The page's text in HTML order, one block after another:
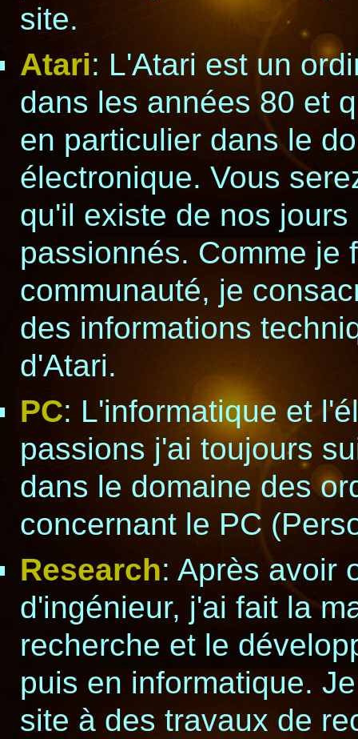
site.
Atari: L'Atari est un
dans les années 80 et
en particulier dans le
électronique. Vous
qu'il existe de nos
passionnés. Comme je
communauté, je
des informations
d'Atari.
PC: L'informatique et
passions j'ai toujours
dans le domaine des
concernant le PC
Research: Après avoir
d'ingénieur, j'ai fait la
recherche et le
puis en informatique.
site à des travaux de